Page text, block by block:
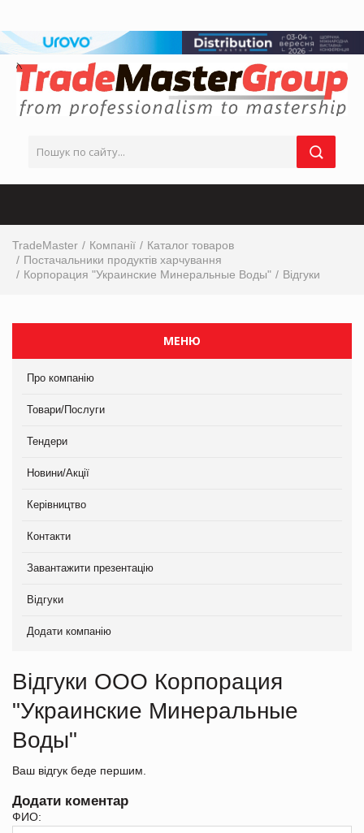
TradeMaster Компанії
Каталог товаров
Постачальники продуктів харчування
Корпорация "Украинские Минеральные Воды"
Відгуки
МЕНЮ
Про компанію
Товари/Послуги
Тендери
Новини/Акції
Керівництво
Контакти
Завантажити презентацію
Відгуки
Додати компанію
Відгуки OOO Корпорация
"Украинские Минеральные
Воды"
Ваш відгук беде першим.
Додати коментар
ФИО: